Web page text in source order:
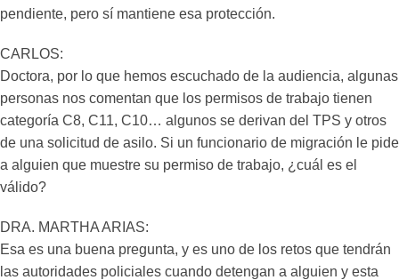
pendiente, pero sí mantiene esa protección.
CARLOS:
Doctora, por lo que hemos escuchado de la audiencia, algunas
personas nos comentan que los permisos de trabajo tienen
categoría C8, C11, C10… algunos se derivan del TPS y otros
de una solicitud de asilo. Si un funcionario de migración le pide
a alguien que muestre su permiso de trabajo, ¿cuál es el
válido?
DRA. MARTHA ARIAS:
Esa es una buena pregunta, y es uno de los retos que tendrán
las autoridades policiales cuando detengan a alguien y esta